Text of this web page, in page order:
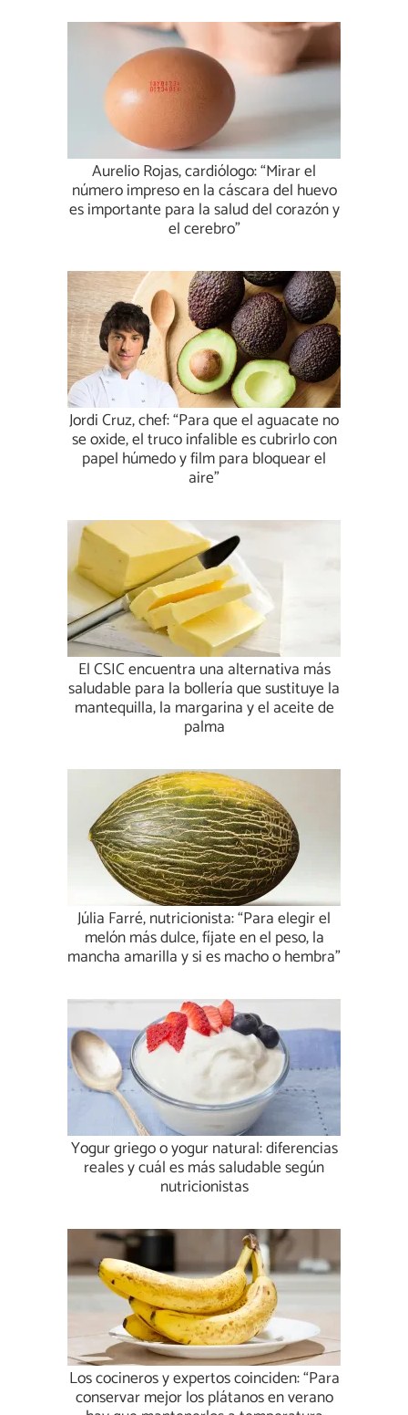
Aurelio Rojas, cardiólogo: “Mirar el
número impreso en la cáscara del huevo
es importante para la salud del corazón y
el cerebro”
Jordi Cruz, chef: “Para que el aguacate no
se oxide, el truco infalible es cubrirlo con
papel húmedo y film para bloquear el
aire”
El CSIC encuentra una alternativa más
saludable para la bollería que sustituye la
mantequilla, la margarina y el aceite de
palma
Júlia Farré, nutricionista: “Para elegir el
melón más dulce, fíjate en el peso, la
mancha amarilla y si es macho o hembra”
Yogur griego o yogur natural: diferencias
reales y cuál es más saludable según
nutricionistas
Los cocineros y expertos coinciden: “Para
conservar mejor los plátanos en verano